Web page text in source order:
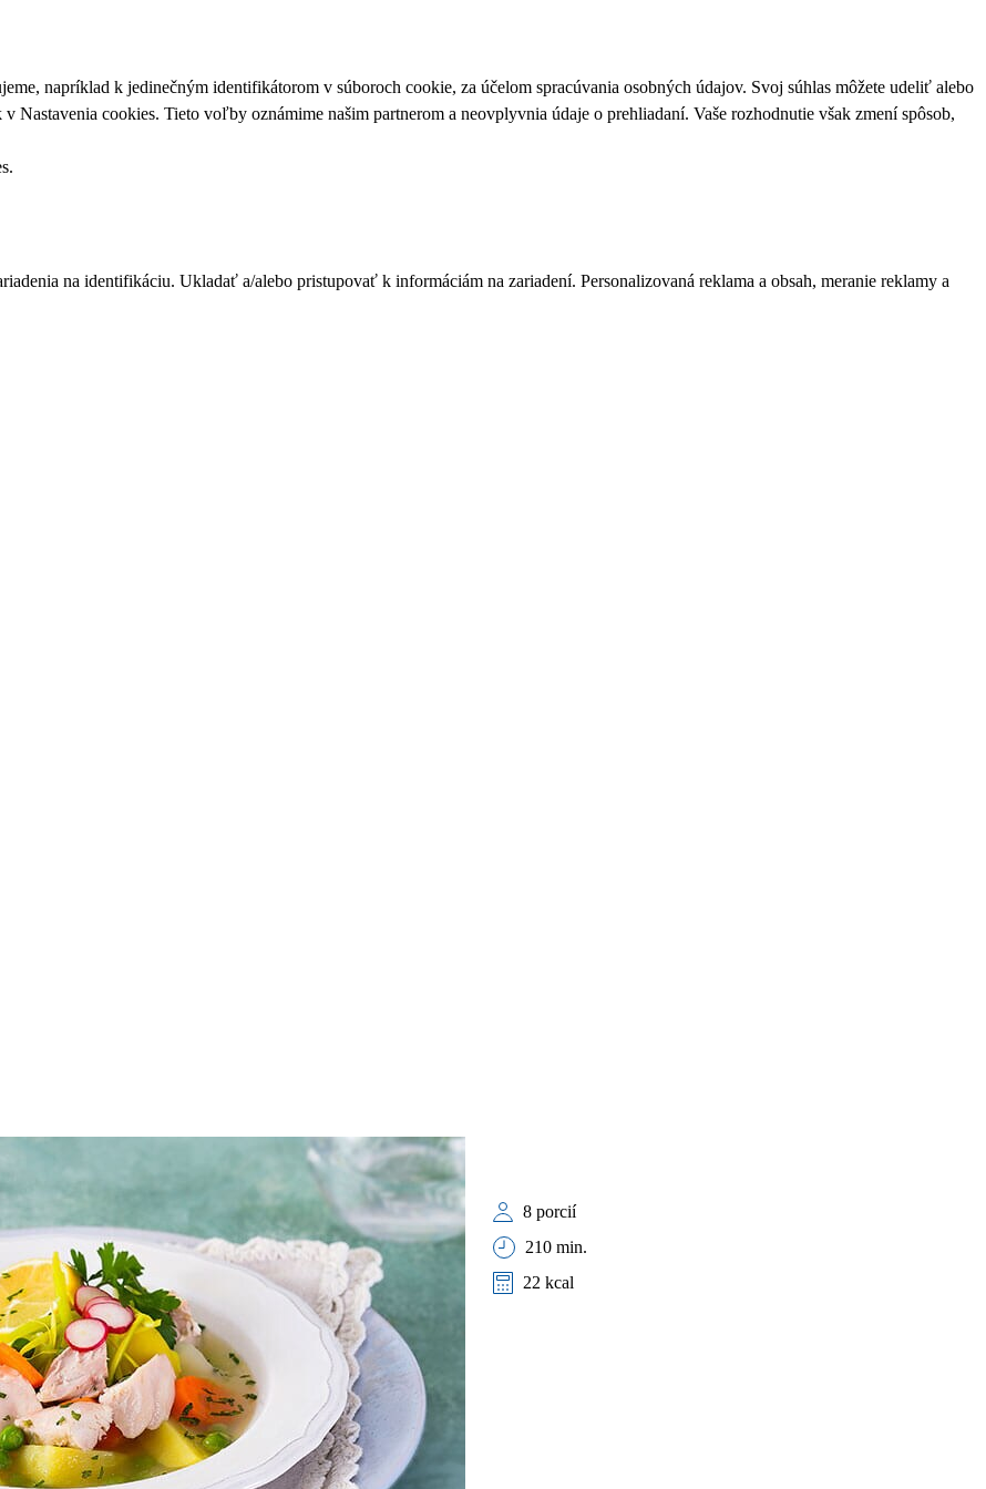
napríklad k jedinečným identifikátorom v súboroch cookie, za účelom spracúvania osobných údajov. Svoj súhlas môžete udeliť alebo
v Nastavenia cookies. Tieto voľby oznámime našim partnerom a neovplyvnia údaje o prehliadaní. Vaše rozhodnutie však zmení spôsob,
.
na identifikáciu. Ukladať a/alebo pristupovať k informáciám na zariadení. Personalizovaná reklama a obsah, meranie reklamy a
8 porcií
210 min.
22 kcal